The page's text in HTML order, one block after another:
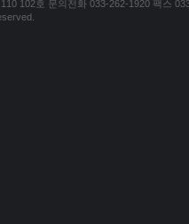
102호 문의전화 033-262-1920 팩스